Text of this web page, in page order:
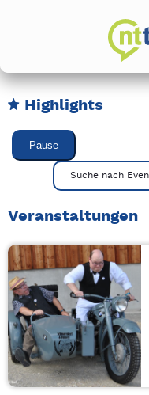
Highlights
Karussell Veranstaltungen
Pause
Mit Tab zu denSuche nach
Veranstaltungen